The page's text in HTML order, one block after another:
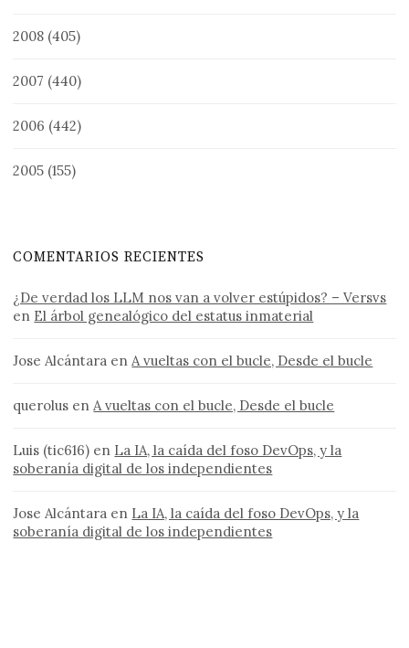
2008 (405)
2007 (440)
2006 (442)
2005 (155)
COMENTARIOS RECIENTES
¿De verdad los LLM nos van a volver estúpidos? – Versvs
en El árbol genealógico del estatus inmaterial
Jose Alcántara en A vueltas con el bucle, Desde el bucle
querolus en A vueltas con el bucle, Desde el bucle
Luis (tic616) en La IA, la caída del foso DevOps, y la
soberanía digital de los independientes
Jose Alcántara en La IA, la caída del foso DevOps, y la
soberanía digital de los independientes